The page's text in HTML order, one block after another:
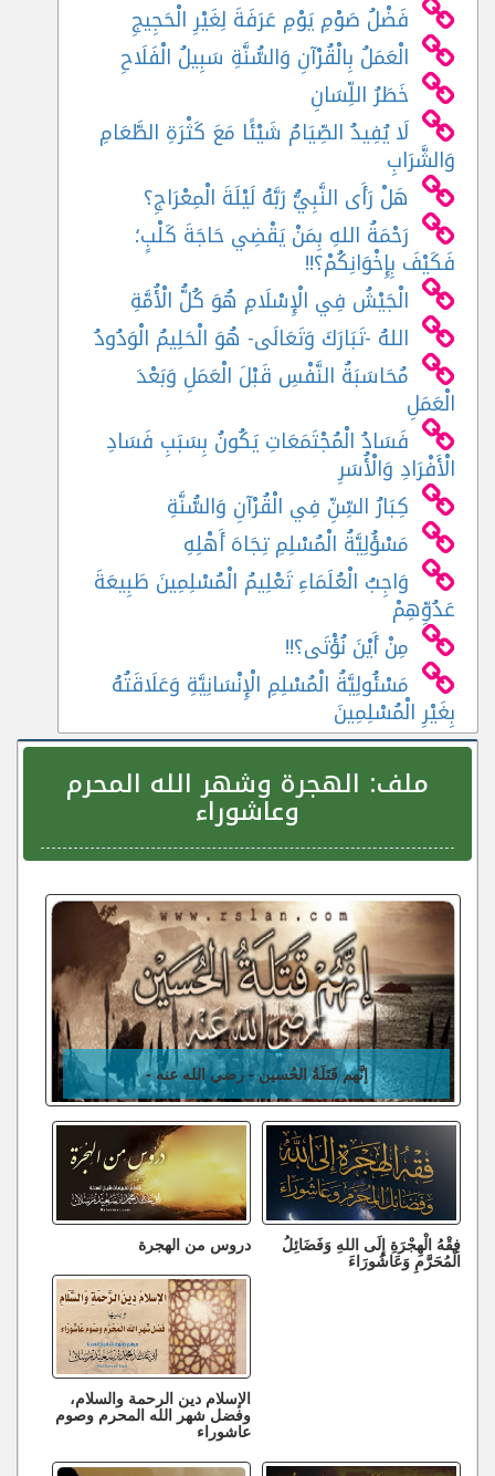
فَضْلُ صَوْمِ يَوْمِ عَرَفَةَ لِغَيْرِ الْحَجِيجِ
الْعَمَلُ بِالْقُرْآنِ وَالسُّنَّةِ سَبِيلُ الْفَلَاحِ
خَطَرُ اللِّسَانِ
لَا يُفِيدُ الصِّيَامُ شَيْئًا مَعَ كَثْرَةِ الطَّعَامِ
وَالشَّرَابِ
هَلْ رَأَى النَّبِيُّ رَبَّهُ لَيْلَةَ الْمِعْرَاجِ؟
رَحْمَةُ اللهِ بِمَنْ يَقْضِي حَاجَةَ كَلْبٍ؛
فَكَيْفَ بِإِخْوَانِكُمْ؟!!
الْجَيْشُ فِي الْإِسْلَامِ هُوَ كُلُّ الْأُمَّةِ
اللهُ -تَبَارَكَ وَتَعَالَى- هُوَ الْحَلِيمُ الْوَدُودُ
مُحَاسَبَةُ النَّفْسِ قَبْلَ الْعَمَلِ وَبَعْدَ
الْعَمَلِ
فَسَادُ الْمُجْتَمَعَاتِ يَكُونُ بِسَبَبِ فَسَادِ
الْأَفْرَادِ وَالْأُسَرِ
كِبَارُ السِّنِّ فِي الْقُرْآنِ وَالسُّنَّةِ
مَسْؤُلِيَّةُ الْمُسْلِمِ تِجَاهَ أَهْلِهِ
وَاجِبُ الْعُلَمَاءِ تَعْلِيمُ الْمُسْلِمِينَ طَبِيعَةَ
عَدُوِّهِمْ
مِنْ أَيْنَ نُؤْتَى؟!!
مَسْئُولِيَّةُ الْمُسْلِمِ الْإِنْسَانِيَّةِ وَعَلَاقَتُهُ
بِغَيْرِ الْمُسْلِمِينَ
ملف: الهجرة وشهر الله المحرم
وعاشوراء
إنَّهم قَتَلَةُ الحُسين - رضي الله عنه -
فِقْهُ الْهِجْرَةِ إِلَى اللهِ وَفَضَائِلُ
الْمُحَرَّمِ وَعَاشُورَاءَ
دروس من الهجرة
الإسلام دين الرحمة والسلام،
وفضل شهر الله المحرم وصوم
عاشوراء